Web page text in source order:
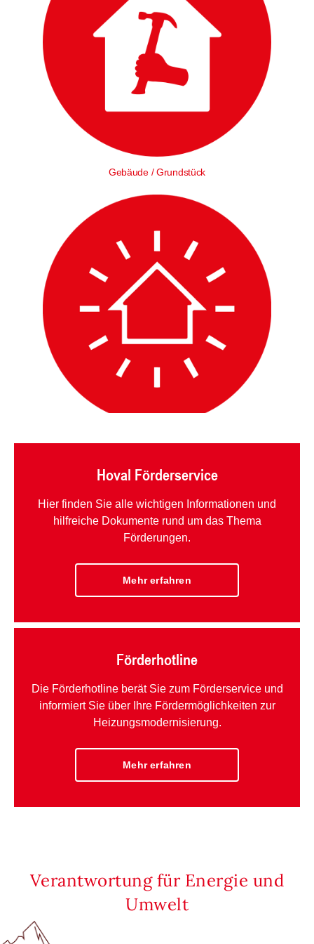
Hoval Förderservice
Hier finden Sie alle wichtigen Informationen und
hilfreiche Dokumente rund um das Thema
Förderungen.
Mehr erfahren
Förderhotline
Die Förderhotline berät Sie zum Förderservice und
informiert Sie über Ihre Fördermöglichkeiten zur
Heizungsmodernisierung.
Mehr erfahren
Verantwortung für Energie und
Umwelt